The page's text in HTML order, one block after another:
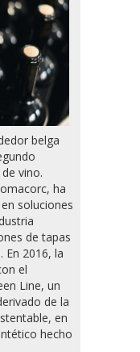
belga
vino.
ha
soluciones
de tapas
En 2016, la
el
Line, un
de la
en
hecho